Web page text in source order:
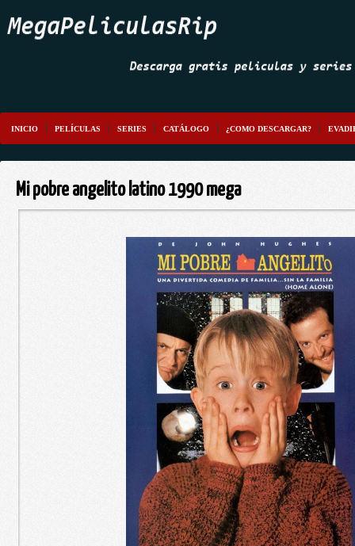
INICIO PELÍCULAS SERIES CATÁLOGO ¿COMO DESCARGAR?
Mi pobre angelito latino 1990 mega